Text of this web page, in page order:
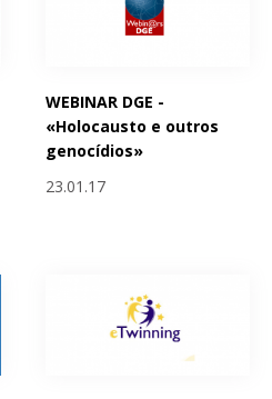
WEBINAR DGE -
«Holocausto e outros
genocídios»
23.01.17